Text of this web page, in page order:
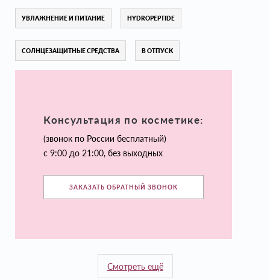
УВЛАЖНЕНИЕ И ПИТАНИЕ HYDROPEPTIDE
СОЛНЦЕЗАЩИТНЫЕ СРЕДСТВА В ОТПУСК
Консультация по косметике:
(звонок по России бесплатный)
с 9:00 до 21:00, без выходных
ЗАКАЗАТЬ ОБРАТНЫЙ ЗВОНОК
Смотреть ещё